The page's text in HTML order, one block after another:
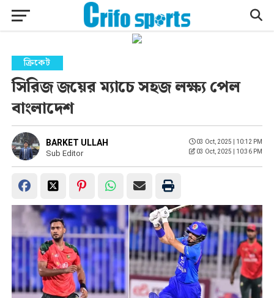
ক্রিকেট
সিরিজ জয়ের ম্যাচে সহজ লক্ষ্য পেল
বাংলাদেশ
BARKET ULLAH
Sub Editor
03 Oct, 2025 | 10:12 PM
03 Oct, 2025 | 10:36 PM